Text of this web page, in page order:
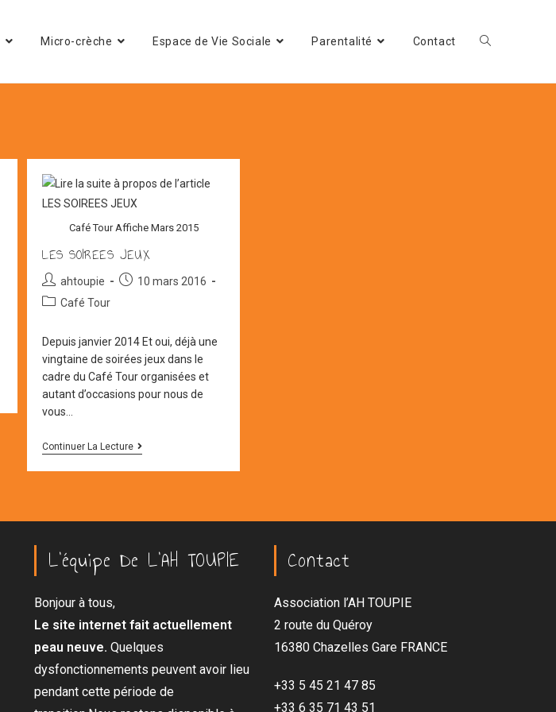
Micro-crèche Espace de Vie Sociale Parentalité Contact
Café Tour Affiche Mars 2015
LES SOIREES JEUX
Auteur/autrice
de
ahtoupie
Post10 mars 2016
PostCafé Tour
Depuis janvier 2014 Et oui, déjà une
vingtaine de soirées jeux dans le
cadre du Café Tour organisées et
autant d’occasions pour nous de
vous…
Continuer La LectureLES
JEUX
L’équipe De L’AH TOUPIE
Bonjour à tous,
Le site internet fait actuellement
peau neuve. Quelques
dysfonctionnements peuvent avoir lieu
pendant cette période de
Contact
Association l’AH TOUPIE
2 route du Quéroy
16380 Chazelles Gare FRANCE
+33 5 45 21 47 85
+33 6 35 71 43 51